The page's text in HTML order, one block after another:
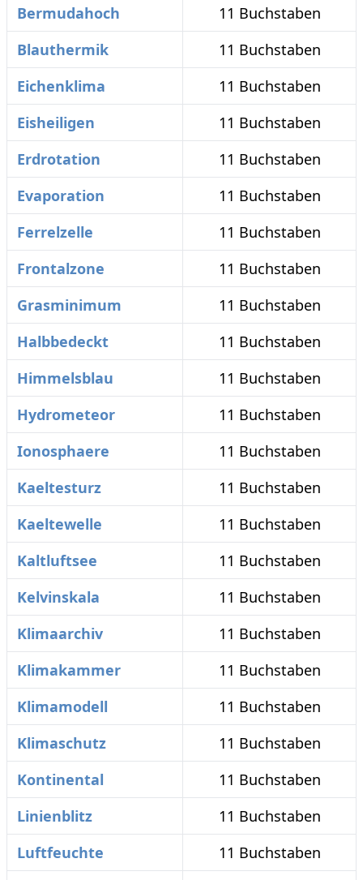
Bermudahoch
11 Buchstaben
Blauthermik
11 Buchstaben
Eichenklima
11 Buchstaben
Eisheiligen
11 Buchstaben
Erdrotation
11 Buchstaben
Evaporation
11 Buchstaben
Ferrelzelle
11 Buchstaben
Frontalzone
11 Buchstaben
Grasminimum
11 Buchstaben
Halbbedeckt
11 Buchstaben
Himmelsblau
11 Buchstaben
Hydrometeor
11 Buchstaben
Ionosphaere
11 Buchstaben
Kaeltesturz
11 Buchstaben
Kaeltewelle
11 Buchstaben
Kaltluftsee
11 Buchstaben
Kelvinskala
11 Buchstaben
Klimaarchiv
11 Buchstaben
Klimakammer
11 Buchstaben
Klimamodell
11 Buchstaben
Klimaschutz
11 Buchstaben
Kontinental
11 Buchstaben
Linienblitz
11 Buchstaben
Luftfeuchte
11 Buchstaben